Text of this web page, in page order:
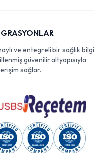
ve entegreli bir sağlık bilgi
güvenilir altyapısıyla
sağlar.